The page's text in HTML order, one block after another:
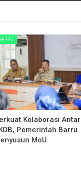
Kolaborasi
Pemerintah Barru
MoU